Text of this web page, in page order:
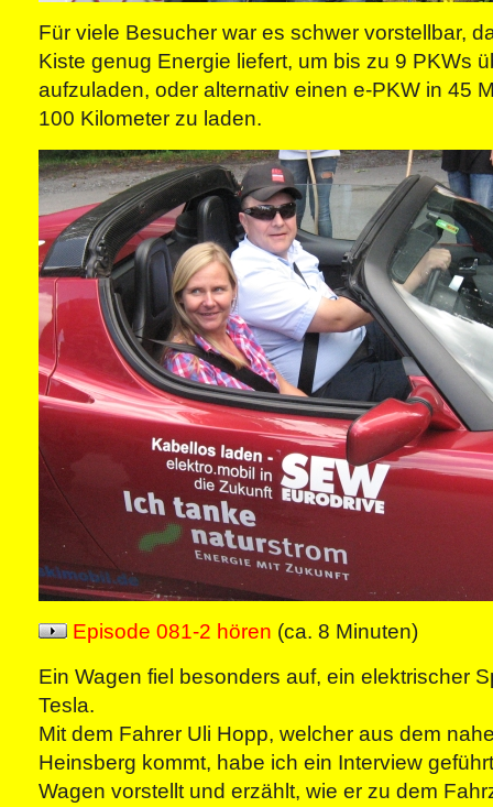
Für viele Besucher war es schwer vorstellbar,
Kiste genug Energie liefert, um bis zu 9 PKWs
aufzuladen, oder alternativ einen e-PKW in 45
100 Kilometer zu laden.
Episode 081-2 hören (ca. 8 Minuten)
Ein Wagen fiel besonders auf, ein elektrischer
Tesla.
Mit dem Fahrer Uli Hopp, welcher aus dem
Heinsberg kommt, habe ich ein Interview
Wagen vorstellt und erzählt, wie er zu dem